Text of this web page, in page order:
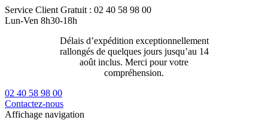
Service Client Gratuit : 02 40 58 98 00
Lun-Ven 8h30-18h
Délais d’expédition exceptionnellement
rallongés de quelques jours jusqu’au 14
août inclus. Merci pour votre
compréhension.
02 40 58 98 00
Contactez-nous
Affichage navigation